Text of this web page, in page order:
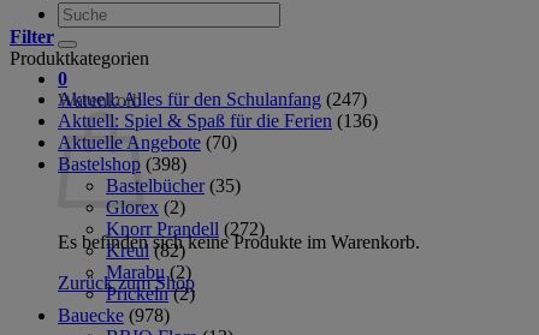
Suche
nach:
0
Warenkorb
Es befinden sich keine Produkte im Warenkorb.
Zurück zum Shop
Filter
Produktkategorien
Aktuell: Alles für den Schulanfang (247)
Aktuell: Spiel & Spaß für die Ferien (136)
Aktuelle Angebote (70)
Bastelshop (398)
Bastelbücher (35)
Glorex (2)
Knorr Prandell (272)
Kreul (82)
Marabu (2)
Prickeln (2)
Bauecke (978)